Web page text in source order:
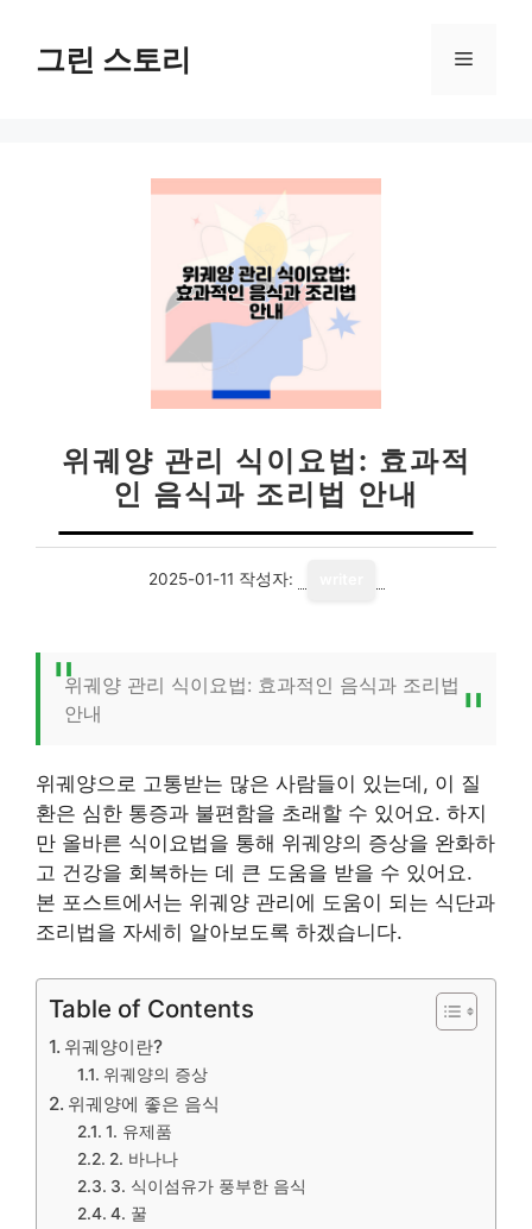
그린 스토리 메
위궤양 관리 식이요법: 효과적
인 음식과 조리법 안내
2025-01-11 작성자:
위궤양 관리 식이요법: 효과적인 음식과 조리법
안내
위궤양으로 고통받는 많은 사람들이 있는데, 이 질
환은 심한 통증과 불편함을 초래할 수 있어요. 하지
만 올바른 식이요법을 통해 위궤양의 증상을 완화하
고 건강을 회복하는 데 큰 도움을 받을 수 있어요.
본 포스트에서는 위궤양 관리에 도움이 되는 식단과
조리법을 자세히 알아보도록 하겠습니다.
Table of Contents
위궤양이란?
위궤양의 증상
위궤양에 좋은 음식
1. 유제품
2. 바나나
3. 식이섬유가 풍부한 음식
4. 꿀